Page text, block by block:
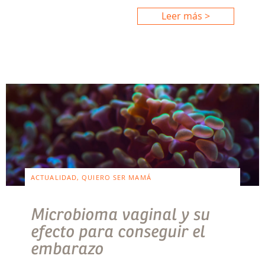
Leer más >
ACTUALIDAD, QUIERO SER MAMÁ
Microbioma vaginal y su
efecto para conseguir el
embarazo